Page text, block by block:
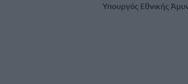
Υπουργός Εθνικής